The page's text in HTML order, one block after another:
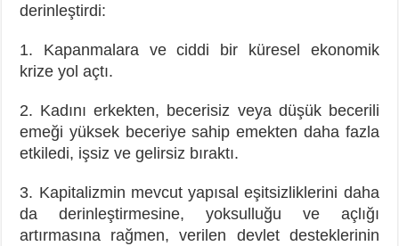
derinleştirdi:
1. Kapanmalara ve ciddi bir küresel ekonomik
krize yol açtı.
2. Kadını erkekten, becerisiz veya düşük becerili
emeği yüksek beceriye sahip emekten daha fazla
etkiledi, işsiz ve gelirsiz bıraktı.
3. Kapitalizmin mevcut yapısal eşitsizliklerini daha
da derinleştirmesine, yoksulluğu ve açlığı
artırmasına rağmen, verilen devlet desteklerinin